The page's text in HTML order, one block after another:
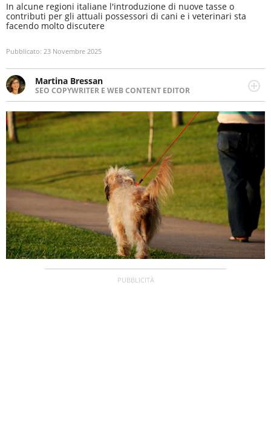
In alcune regioni italiane l'introduzione di nuove tasse o
contributi per gli attuali possessori di cani e i veterinari sta
facendo molto discutere
Pubblicato: 23 Novembre 2025
Martina Bressan
SEO COPYWRITER E WEB CONTENT EDITOR
Appassionata di viaggi, di trail running e di yoga, ama
scoprire nuovi posti e nuove culture. Curiosa,
determinata e intraprendente adora leggere ma
soprattutto scrivere.